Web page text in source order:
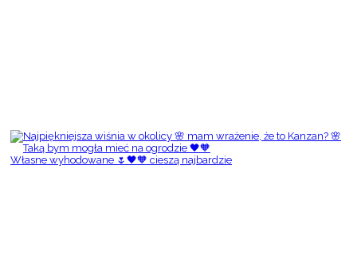
Własne wyhodowane 🌷🖤🧡 cieszą najbardzie